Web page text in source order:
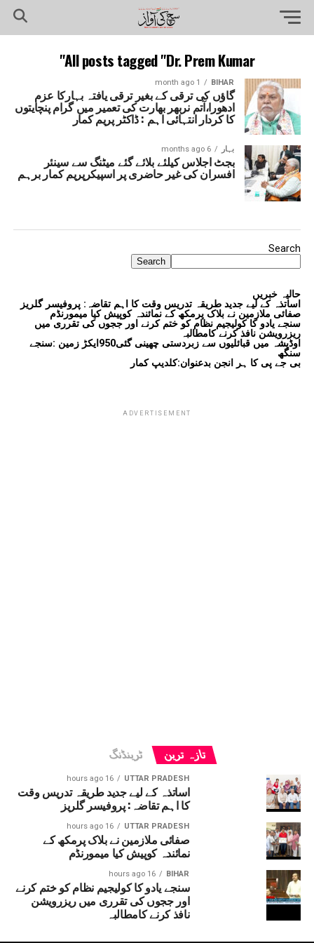
All posts tagged "Dr. Prem Kumar"
BIHAR
1 month ago
گاؤں کی ترقی کے بغیر ترقی یافتہ بہارکا عزم
ادھورا،آتم نربھر بھارت کی تعمیر میں گرام پنچایتوں
کا کردار انتہائی اہم : ڈاکٹر پریم کمار
بہار 6 months ago
بجٹ اجلاس کیلئے بلائے گئے میٹنگ سے سینئر
افسران کی غیر حاضری پر اسپیکرپریم کمار برہم
Search
Search
حالیہ خبریں
اساتذہ کے لیے جدید طریقہ تدریس وقت کا اہم تقاضہ: پروفیسر گلریز
صفائی ملازمین نے بلاک پرمکھ کے نمائندہ کوپیش کیا میمورنڈم
سنجے یادو کا کولیجیم نظام کو ختم کرنے اور ججوں کی تقرری میں
ریزرویشن نافذ کرنے کامطالبہ
اوڈیشہ میں قبائلیوں سے زبردستی چھینی گئی950ایکڑ زمین :سنجے
سنگھ
بی جے پی کا ہر انجن بدعنوان:کلدیپ کمار
ADVERTISEMENT
تازہ ترین ٹرینڈنگ
UTTAR PRADESH
16 hours ago
اساتذہ کے لیے جدید طریقہ تدریس وقت
کا اہم تقاضہ: پروفیسر گلریز
UTTAR PRADESH
16 hours ago
صفائی ملازمین نے بلاک پرمکھ کے
نمائندہ کوپیش کیا میمورنڈم
BIHAR
16 hours ago
سنجے یادو کا کولیجیم نظام کو ختم کرنے
اور ججوں کی تقرری میں ریزرویشن
نافذ کرنے کامطالبہ